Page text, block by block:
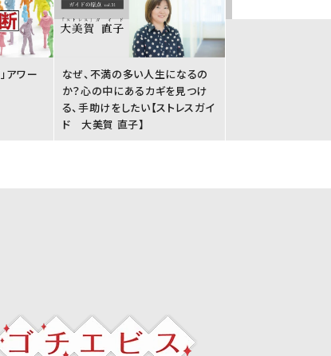
アワー
なぜ、不満の多い人生になるの
か？心の中にあるカギを見つけ
る、手助けをしたい【ストレスガイ
ド 大美賀 直子】